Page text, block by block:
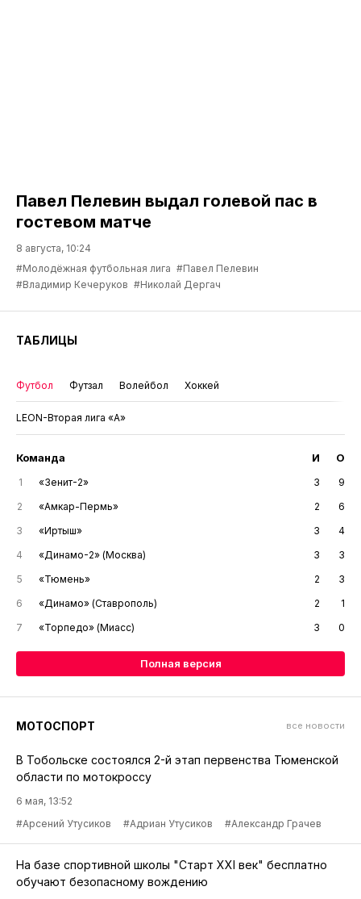
Павел Пелевин выдал голевой пас в
гостевом матче
8 августа, 10:24
#Молодёжная футбольная лига #Павел Пелевин
#Владимир Кечеруков #Николай Дергач
ТАБЛИЦЫ
Футбол Футзал Волейбол Хоккей
LEON-Вторая лига «А»
Команда И О
1 «Зенит-2» 3
9
2
«Амкар-Пермь» 2
6
3
«Иртыш» 3
4
4
«Динамо-2» (Москва) 3
3
5
«Тюмень» 2
3
6
«Динамо» (Ставрополь) 2
1
7
«Торпедо» (Миасс) 3 0
Полная версия
МОТОСПОРТ все новости
В Тобольске состоялся 2-й этап первенства Тюменской
области по мотокроссу
6 мая, 13:52
#Арсений Утусиков
#Адриан Утусиков #Александр Грачев
На базе спортивной школы "Cтарт XXI век" бесплатно
обучают безопасному вождению